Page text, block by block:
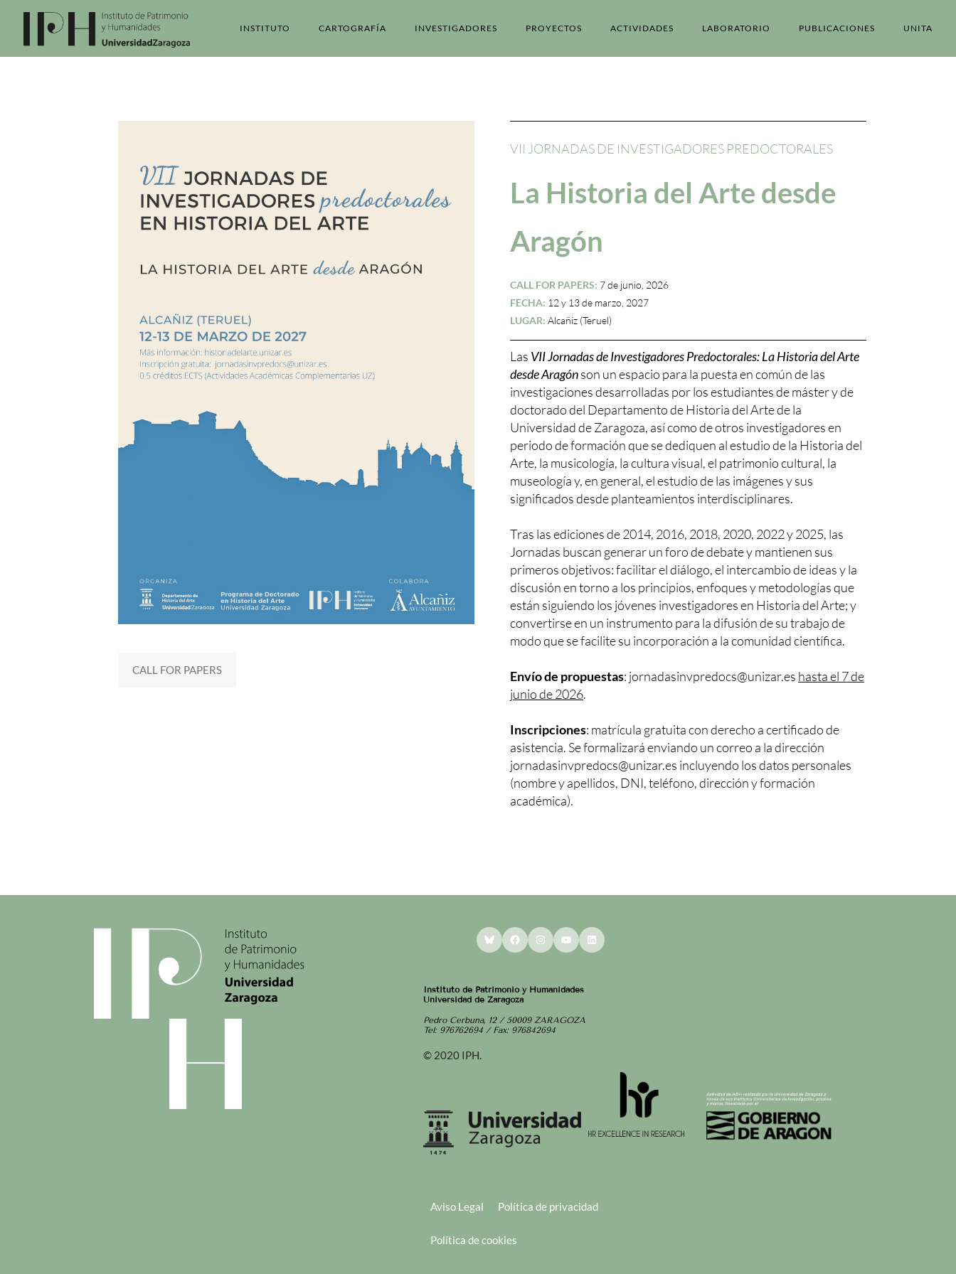
INSTITUTO CARTOGRAFÍA INVESTIGADORES PROYECTOS ACTIVIDADES LABORATORIO PUBLICACIONES UNITA
CALL FOR PAPERS
VII JORNADAS DE INVESTIGADORES PREDOCTORALES
La Historia del Arte desde
Aragón
CALL FOR PAPERS: 7 de junio, 2026
FECHA: 12 y 13 de marzo, 2027
LUGAR: Alcañiz (Teruel)
Las VII Jornadas de Investigadores Predoctorales: La Historia del Arte
desde Aragónson un espacio para la puesta en común de las
investigaciones desarrolladas por los estudiantes de máster y de
doctorado del Departamento de Historia del Arte de la
Universidad de Zaragoza, así como de otros investigadores en
periodo de formación que se dediquen al estudio de la Historia del
Arte, la musicología, la cultura visual, el patrimonio cultural, la
museología y, en general, el estudio de las imágenes y sus
significados desde planteamientos interdisciplinares.
Tras las ediciones de 2014, 2016, 2018, 2020, 2022 y 2025, las
Jornadas buscan generar un foro de debate y mantienen sus
primeros objetivos: facilitar el diálogo, el intercambio de ideas y la
discusión en torno a los principios, enfoques y metodologías que
están siguiendo los jóvenes investigadores en Historia del Arte; y
convertirse en un instrumento para la difusión de su trabajo de
modo que se facilite su incorporación a la comunidad científica.
Envío de propuestas: jornadasinvpredocs@unizar.es hasta el 7 de
junio de 2026.
Inscripciones: matrícula gratuita con derecho a certificado de
asistencia. Se formalizará enviando un correo a la dirección
jornadasinvpredocs@unizar.es incluyendo los datos personales
(nombre y apellidos, DNI, teléfono, dirección y formación
académica).
BlueskyFacebookInstagram
YouTubeLinkedIn
Instituto de Patrimonio y Humanidades
Universidad de Zaragoza
Pedro Cerbuna, 12 / 50009 ZARAGOZA
Tel: 976762694 / Fax: 976842694
© 2020 IPH.
Aviso Legal Política de privacidad
Política de cookies